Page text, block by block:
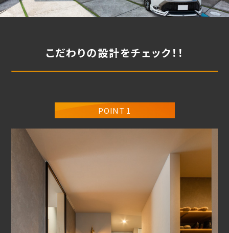
こだわりの設計をチェック！！
POINT 1